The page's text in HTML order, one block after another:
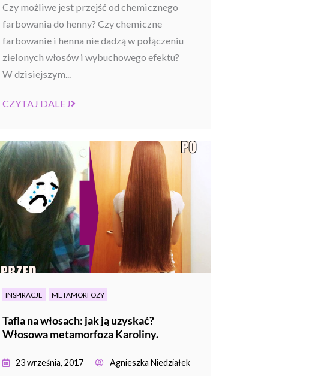
Czy możliwe jest przejść od chemicznego
farbowania do henny? Czy chemiczne
farbowanie i henna nie dadzą w połączeniu
zielonych włosów i wybuchowego efektu?
W dzisiejszym...
CZYTAJ DALEJ
INSPIRACJE METAMORFOZY
Tafla na włosach: jak ją uzyskać?
Włosowa metamorfoza Karoliny.
23 września, 2017 Agnieszka Niedziałek